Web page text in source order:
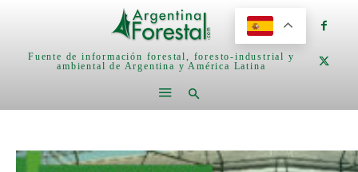
Fuente de información forestal, foresto-industrial y
ambiental de Argentina y América Latina